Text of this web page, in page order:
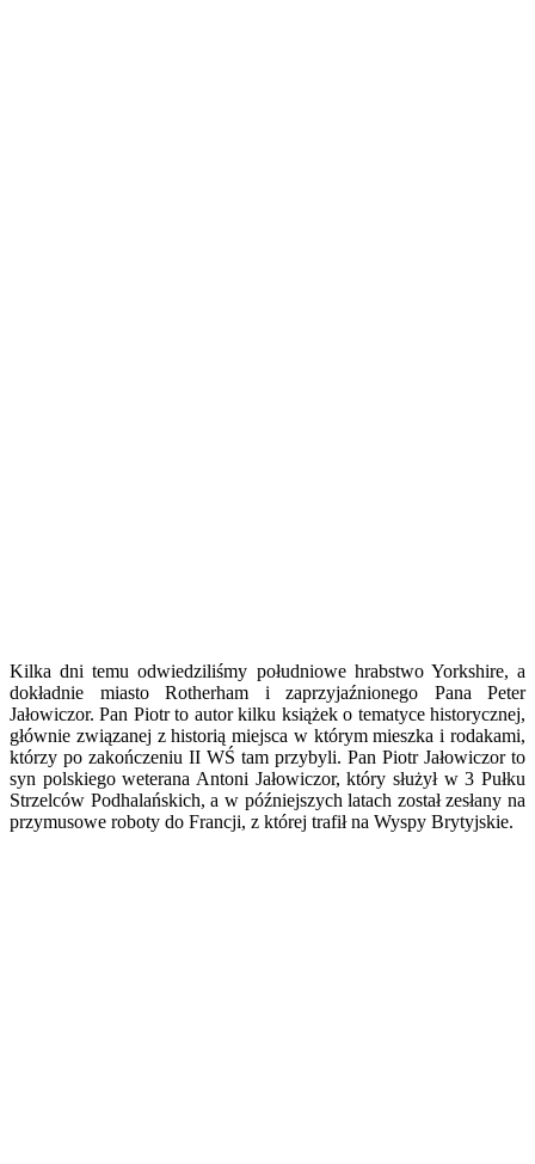
Kilka dni temu odwiedziliśmy południowe hrabstwo Yorkshire, a
dokładnie miasto Rotherham i zaprzyjaźnionego Pana Peter
Jałowiczor. Pan Piotr to autor kilku książek o tematyce historycznej,
głównie związanej z historią miejsca w którym mieszka i rodakami,
którzy po zakończeniu II WŚ tam przybyli. Pan Piotr Jałowiczor to
syn polskiego weterana Antoni Jałowiczor, który służył w 3 Pułku
Strzelców Podhalańskich, a w późniejszych latach został zesłany na
przymusowe roboty do Francji, z której trafił na Wyspy Brytyjskie.